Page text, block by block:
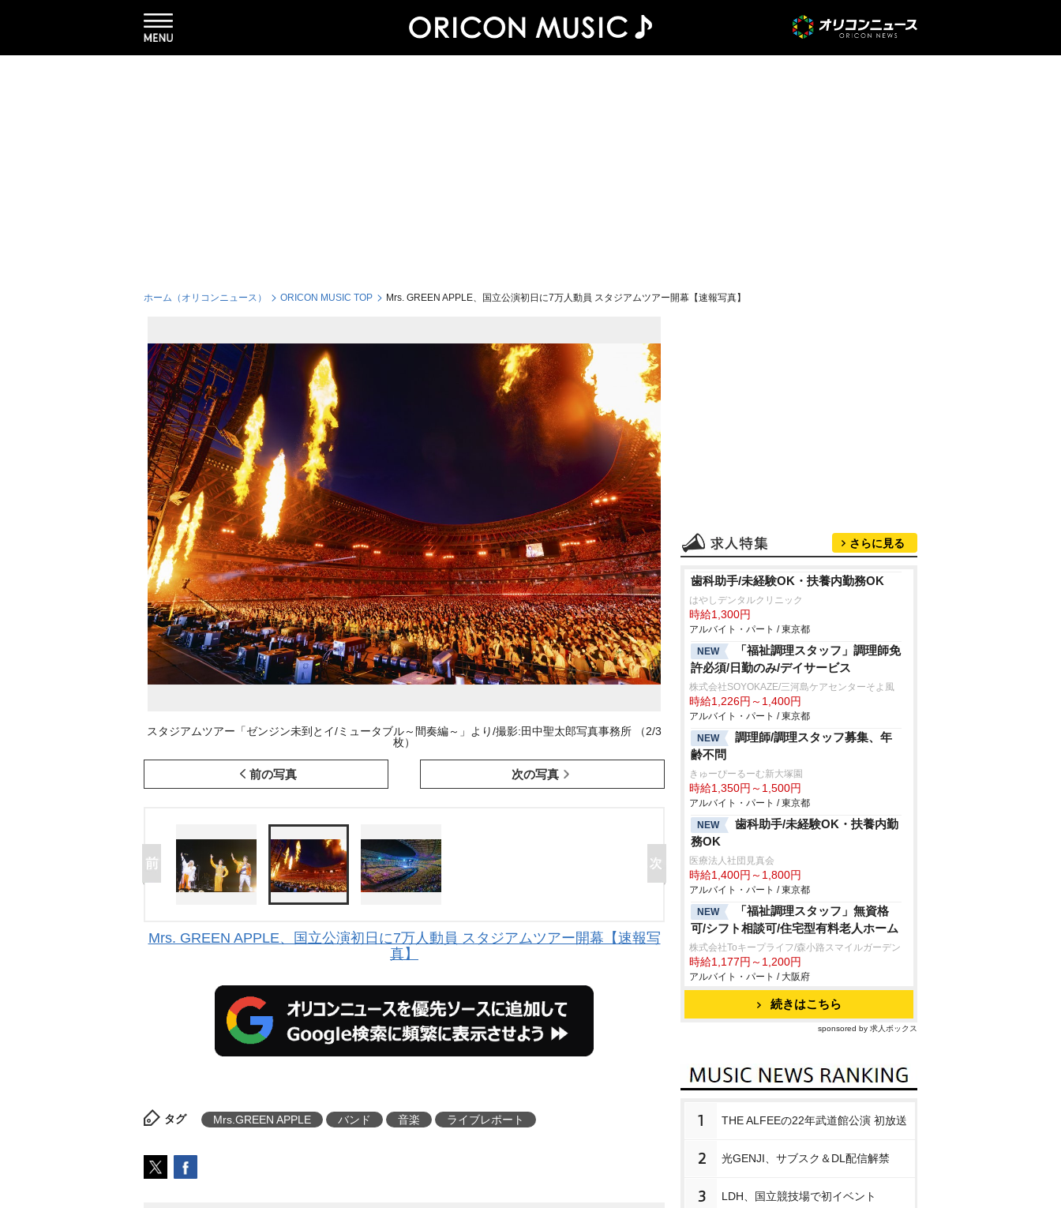
ホーム（オリコンニュース） ORICON MUSIC TOP Mrs. GREEN APPLE、国立公演初日に7万人動員 スタジアムツアー開幕【速報写真】
スタジアムツアー「ゼンジン未到とイ/ミュータブル～間奏編～」より/撮影:田中聖太郎写真事務所 （2/3
枚）
前の写真 次の写真
Mrs. GREEN APPLE、国立公演初日に7万人動員 スタジアムツアー開幕【速報写
真】
タグ Mrs.GREEN APPLE バンド 音楽 ライブレポート
さらに見る
歯科助手/未経験OK・扶養内勤務OK
はやしデンタルクリニック
時給1,300円
アルバイト・パート / 東京都
NEW
「福祉調理スタッフ」調理師免
許必須/日勤のみ/デイサービス
株式会社SOYOKAZE/三河島ケアセンターそよ風
時給1,226円～1,400円
アルバイト・パート / 東京都
NEW
調理師/調理スタッフ募集、年
齢不問
きゅーぴーるーむ新大塚園
時給1,350円～1,500円
アルバイト・パート / 東京都
NEW
歯科助手/未経験OK・扶養内勤
務OK
医療法人社団見真会
時給1,400円～1,800円
アルバイト・パート / 東京都
NEW
「福祉調理スタッフ」無資格
可/シフト相談可/住宅型有料老人ホーム
株式会社Toキープライフ/森小路スマイルガーデン
時給1,177円～1,200円
アルバイト・パート / 大阪府
続きはこちら
sponsored by 求人ボックス
1 THE ALFEEの22年武道館公演 初放送
2 光GENJI、サブスク＆DL配信解禁
3 LDH、国立競技場で初イベント